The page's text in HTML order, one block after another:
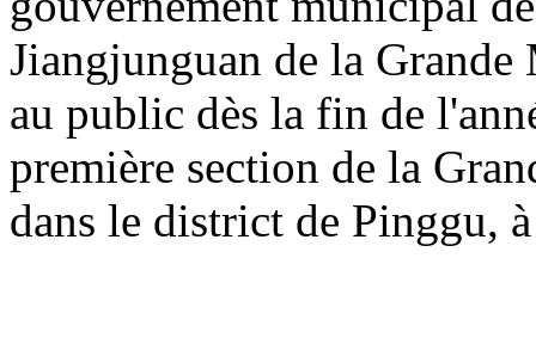
Jiangjunguan de la
au public dès la fin de
première section de la
dans le district de Pinggu,